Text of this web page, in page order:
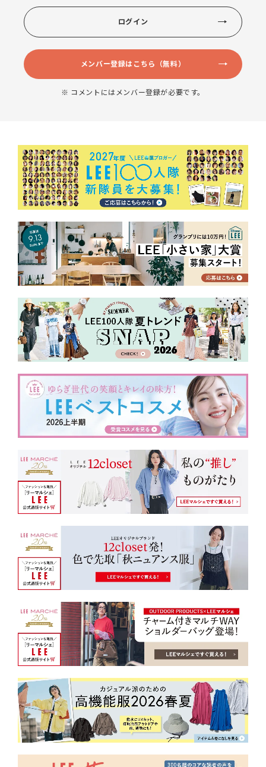
ログイン
メンバー登録はこちら（無料）
※ コメントにはメンバー登録が必要です。